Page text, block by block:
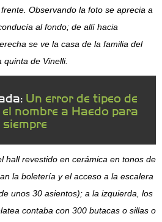
Observando la foto se aprecia a
al fondo; de allí hacia
se ve la casa de la familia del
de Vinelli.
Un error de tipeo de
nombre a Haedo para
siempre
hall revestido en cerámica en tonos de
la boletería y el acceso a la escalera
unos 30 asientos); a la izquierda, los
contaba con 300 butacas o sillas o